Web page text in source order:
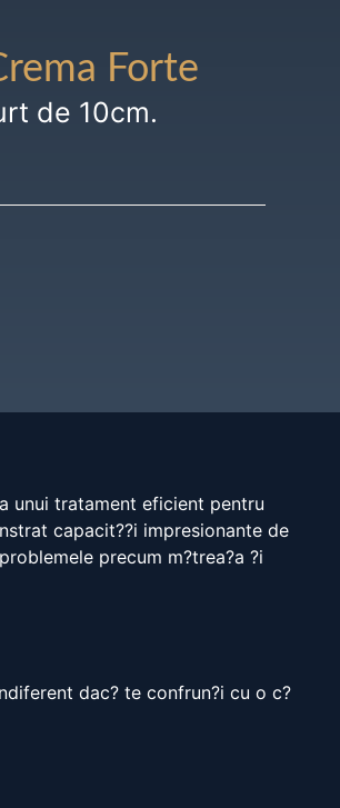
Forte
de 10cm.
unui tratament eficient pentru
capacit??i impresionante de
precum m?trea?a ?i
dac? te confrun?i cu o c?